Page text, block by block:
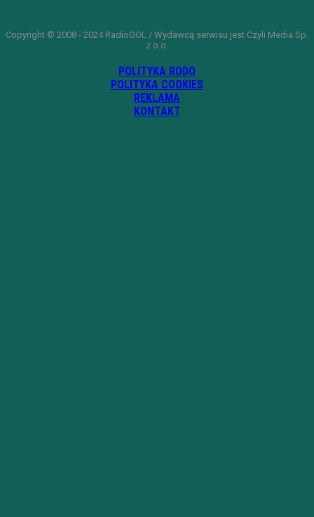
Copyright © 2008 - 2024 RadioGOL / Wydawcą serwisu jest Czyli Media Sp.
z o.o.
POLITYKA RODO
POLITYKA COOKIES
REKLAMA
KONTAKT